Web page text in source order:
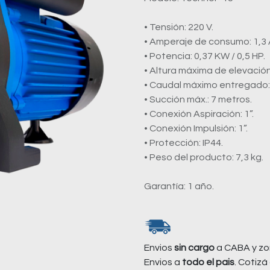
• Tensión: 220 V.
• Amperaje de consumo: 1,3
• Potencia: 0,37 KW / 0,5 HP.
• Altura máxima de
• Caudal máximo
• Succión máx.: 7 metros.
• Conexión Aspiración: 1”.
• Conexión Impulsión: 1”.
• Protección: IP44.
• Peso del producto: 7,3 kg.
Garantía: 1 año.
Envios sin cargoa CABA y
Envios a todo el pais .